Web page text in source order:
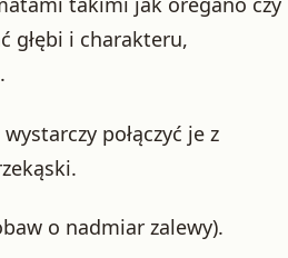
głębi i charakteru,
połączyć je z
o nadmiar zalewy).